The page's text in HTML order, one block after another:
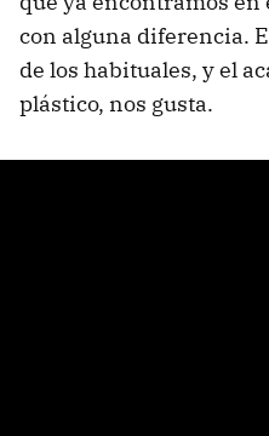
con alguna diferencia.
de los habituales, y el
plástico, nos gusta.